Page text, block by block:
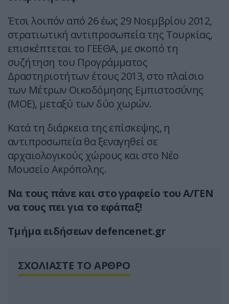
Έτσι λοιπόν από 26 έως 29 Νοεμβρίου 2012,
στρατιωτική αντιπροσωπεία της Τουρκίας,
επισκέπτεται το ΓΕΕΘΑ, με σκοπό τη
συζήτηση του Προγράμματος
Δραστηριοτήτων έτους 2013, στο πλαίσιο
των Μέτρων Οικοδόμησης Εμπιστοσύνης
(ΜΟΕ), μεταξύ των δύο χωρών.
Κατά τη διάρκεια της επίσκεψης, η
αντιπροσωπεία θα ξεναγηθεί σε
αρχαιολογικούς χώρους και στο Νέο
Μουσείο Ακρόπολης.
Να τους πάνε και στο γραφείο του Α/ΓΕΝ
να τους πει για το εφάπαξ!
Τμήμα ειδήσεων defencenet.gr
ΣΧΟΛΙΑΣΤΕ ΤΟ ΑΡΘΡΟ